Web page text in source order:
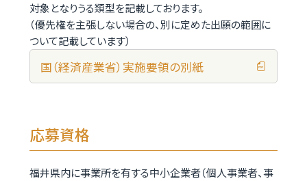
対象となりうる類型を記載しております。
（優先権を主張しない場合の、別に定めた出願の範囲に
ついて記載しています）
国（経済産業省）実施要領の別紙
応募資格
福井県内に事業所を有する中小企業者（個人事業者、事